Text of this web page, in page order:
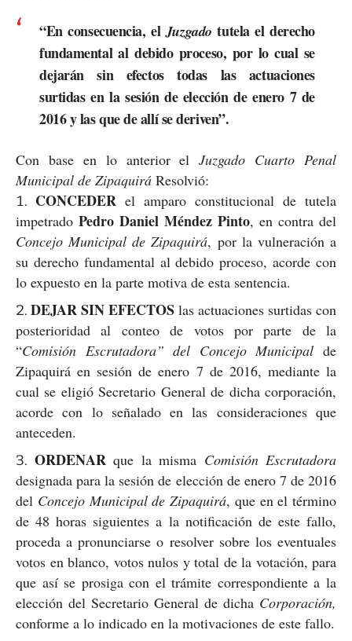
“En consecuencia, elJuzgadotutela el derecho
fundamental al debido proceso, por lo cual se
dejarán sin efectos todas las actuaciones
surtidas en la sesión de elección de enero 7 de
2016 y las que de allí se deriven”.
Con base en lo anterior elJuzgado Cuarto Penal
Municipal de Zipaquirá Resolvió:
CONCEDER el amparo constitucional de tutela
impetrado Pedro Daniel Méndez Pinto, en contra del
Concejo Municipal de Zipaquirá, por la vulneración a
su derecho fundamental al debido proceso, acorde con
lo expuesto en la parte motiva de esta sentencia.
DEJAR SIN EFECTOS las actuaciones surtidas con
posterioridad al conteo de votos por parte de la
“Comisión Escrutadora” del Concejo Municipal de
Zipaquirá en sesión de enero 7 de 2016, mediante la
cual se eligió Secretario General de dicha corporación,
acorde con lo señalado en las consideraciones que
anteceden.
ORDENAR que la misma Comisión Escrutadora
designada para la sesión de elección de enero 7 de 2016
del Concejo Municipal de Zipaquirá, que en el término
de 48 horas siguientes a la notificación de este fallo,
proceda a pronunciarse o resolver sobre los eventuales
votos en blanco, votos nulos y total de la votación, para
que así se prosiga con el trámite correspondiente a la
elección del Secretario General de dicha Corporación,
conforme a lo indicado en la motivaciones de este fallo.